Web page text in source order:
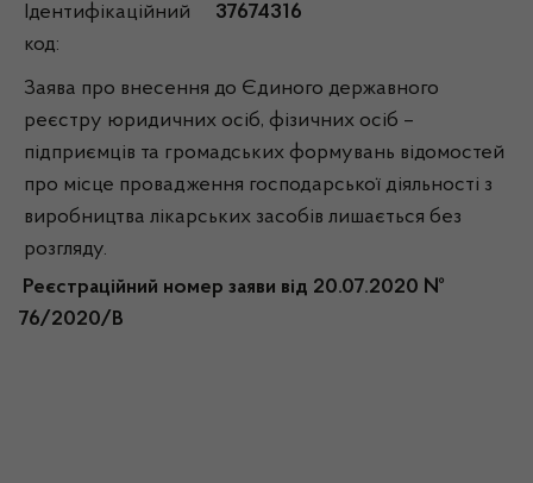
Ідентифікаційний
код:
37674316
Заява про внесення до Єдиного державного
реєстру юридичних осіб, фізичних осіб –
підприємців та громадських формувань відомостей
про місце провадження господарської діяльності з
виробництва лікарських засобів лишається без
розгляду.
Реєстраційний номер заяви від 20.07.2020 №
76/2020/В